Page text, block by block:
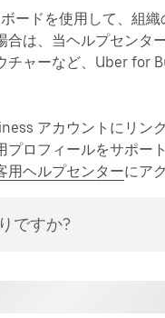
ードを使用して、組
合は、当ヘルプセンタ
チャーなど、Uber for
アカウントにリン
プロフィールをサポー
用ヘルプセンターにア